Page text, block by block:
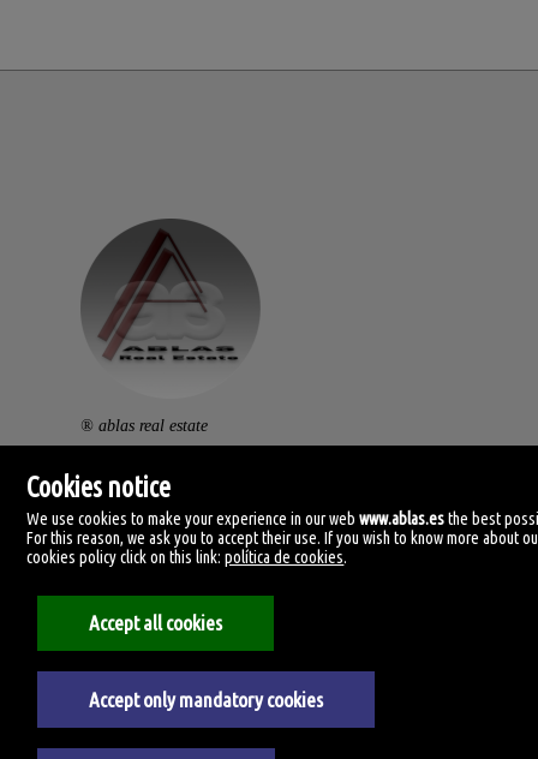
® ablas real estate
46470 catarroja. (vlc).
centralita: (+34) 960 119 145
clientes@ablas.es
Cookies notice
We use cookies to make your experience in our webwww.ablas.esthe best
For this reason, we ask you to accept their use. If you wish to know more about
cookies policy click on this link:política de cookies.
Accept all cookies
Accept only mandatory cookies